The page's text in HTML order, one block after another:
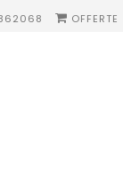
OFFERTE